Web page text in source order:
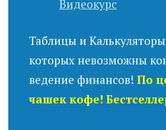
Таблицы и
которых невозможны
ведение финансов! По
чашек кофе!